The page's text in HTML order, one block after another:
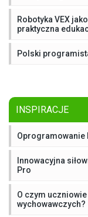
Robotyka VEX
praktyczna
Polski
INSPIRACJE
Oprogramowanie
Innowacyjna
Pro
O czym
wychowawczych?